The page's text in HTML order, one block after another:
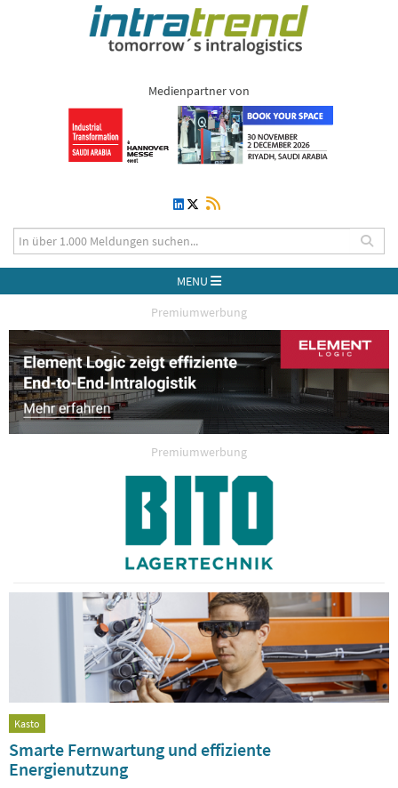
Medienpartner von
MENU
Premiumwerbung
Premiumwerbung
Kasto
Smarte Fernwartung und effiziente
Energienutzung